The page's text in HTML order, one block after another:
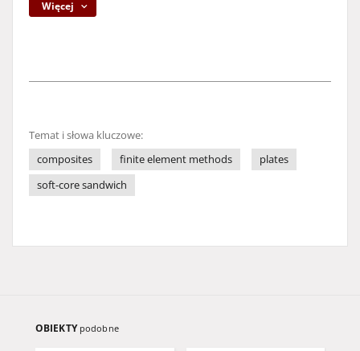
Więcej
Temat i słowa kluczowe:
composites
finite element methods
plates
soft-core sandwich
OBIEKTY podobne